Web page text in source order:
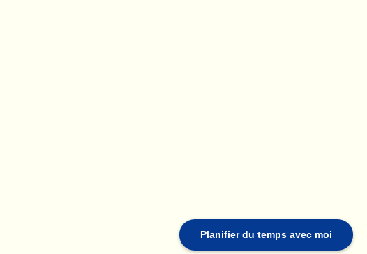
Planifier du temps avec moi